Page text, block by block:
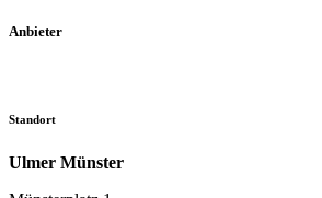
Anbieter
Standort
Ulmer Münster